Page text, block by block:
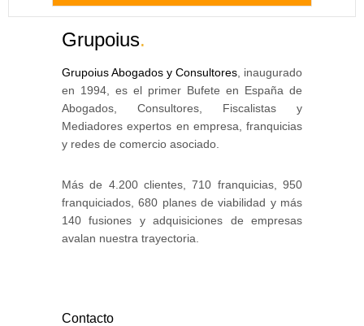
Grupoius.
Grupoius Abogados y Consultores , inaugurado
en 1994, es el primer Bufete en España de
Abogados, Consultores, Fiscalistas y
Mediadores expertos en empresa, franquicias
y redes de comercio asociado.
Más de 4.200 clientes, 710 franquicias, 950
franquiciados, 680 planes de viabilidad y más
140 fusiones y adquisiciones de empresas
avalan nuestra trayectoria.
Contacto